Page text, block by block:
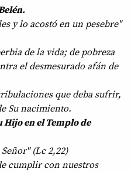
y lo acostó en un pesebre"
de la vida; de pobreza
el desmesurado afán de
que deba sufrir,
Su nacimiento.
Hijo en el Templo de
(Lc 2,22)
cumplir con nuestros